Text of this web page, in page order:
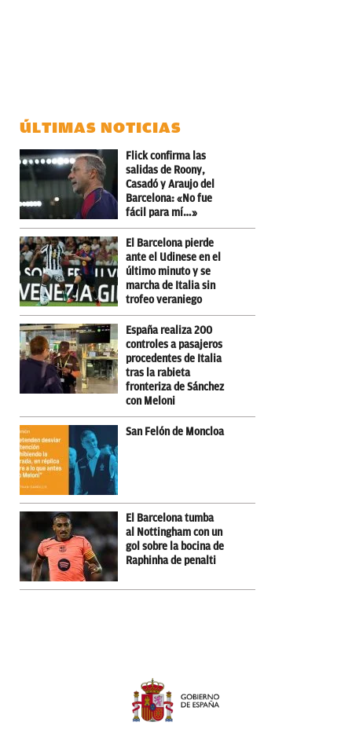
ÚLTIMAS NOTICIAS
Flick confirma las
salidas de Roony,
Casadó y Araujo del
Barcelona: «No fue
fácil para mí…»
El Barcelona pierde
ante el Udinese en el
último minuto y se
marcha de Italia sin
trofeo veraniego
España realiza 200
controles a pasajeros
procedentes de Italia
tras la rabieta
fronteriza de Sánchez
con Meloni
San Felón de Moncloa
El Barcelona tumba
al Nottingham con un
gol sobre la bocina de
Raphinha de penalti